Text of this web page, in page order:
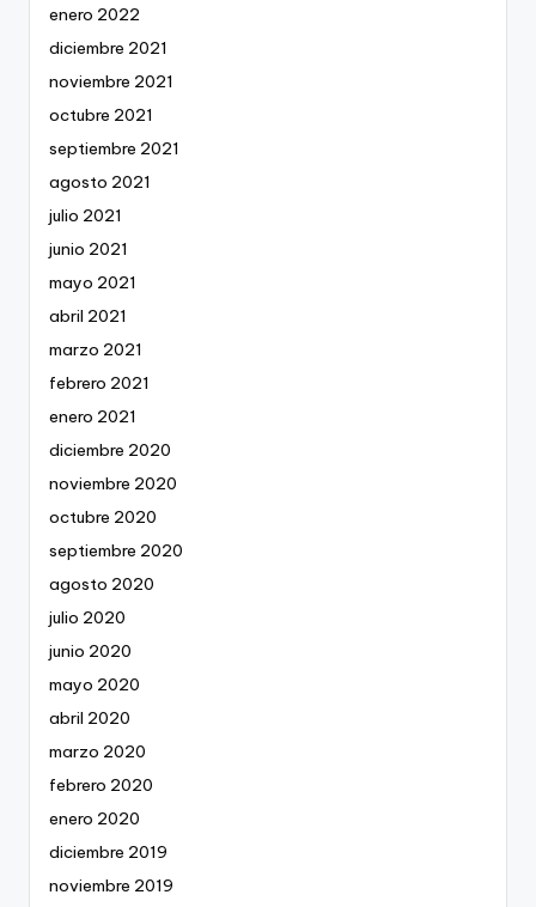
enero 2022
diciembre 2021
noviembre 2021
octubre 2021
septiembre 2021
agosto 2021
julio 2021
junio 2021
mayo 2021
abril 2021
marzo 2021
febrero 2021
enero 2021
diciembre 2020
noviembre 2020
octubre 2020
septiembre 2020
agosto 2020
julio 2020
junio 2020
mayo 2020
abril 2020
marzo 2020
febrero 2020
enero 2020
diciembre 2019
noviembre 2019